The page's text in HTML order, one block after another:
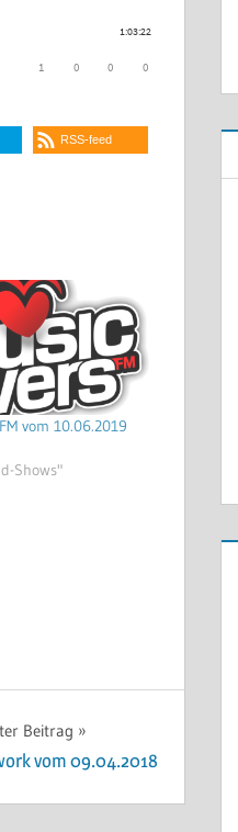
RSS-feed
vom 10.06.2019
Shows"
Beitrag
vom 09.04.2018